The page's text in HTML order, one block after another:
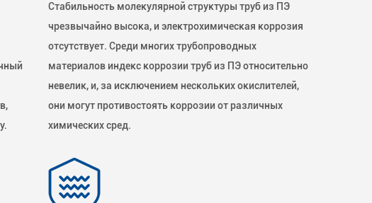
Стабильность молекулярной структуры труб из ПЭ
чрезвычайно высока, и электрохимическая коррозия
отсутствует. Среди многих трубопроводных
материалов индекс коррозии труб из ПЭ относительно
невелик, и, за исключением нескольких окислителей,
они могут противостоять коррозии от различных
химических сред.